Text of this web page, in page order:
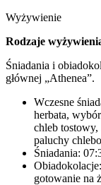
Wyżywienie
Rodzaje
Śniadania i
głównej „Athenea”.
Wczesne
herbata,
chleb tostowy,
paluchy
Śniadania:
gotowanie na